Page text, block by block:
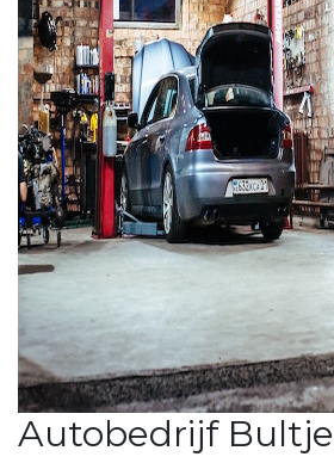
Autobedrijf Bultje